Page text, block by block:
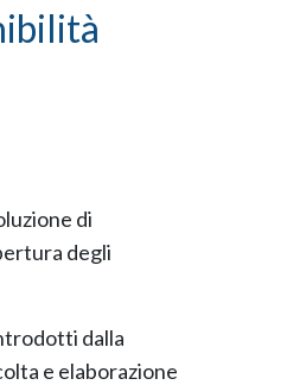
di
degli
dalla
e elaborazione